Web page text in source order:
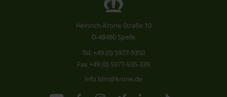
Heinrich-Krone-Straße 10
D-48480 Spelle
Tel. +49 (0) 5977-9350
Fax +49 (0) 5977-935-339
info.ldm@krone.de